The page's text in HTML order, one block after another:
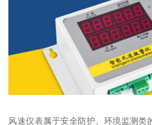
风速仪表属于安全防护、环境监测类